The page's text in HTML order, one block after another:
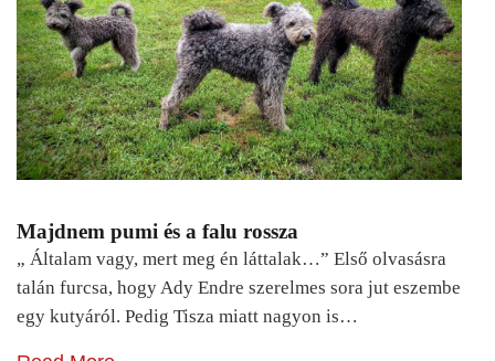
Majdnem pumi és a falu rossza
„ Általam vagy, mert meg én láttalak…” Első olvasásra
talán furcsa, hogy Ady Endre szerelmes sora jut eszembe
egy kutyáról. Pedig Tisza miatt nagyon is…